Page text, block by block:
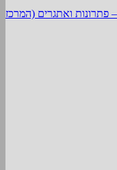
פתרונות ואתגרים (המרכז